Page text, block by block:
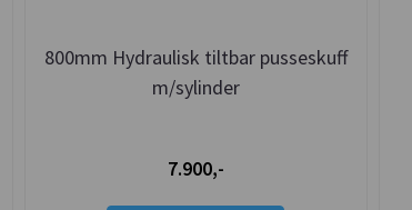
800mm Hydraulisk tiltbar pusseskuff
m/sylinder
7.900,-